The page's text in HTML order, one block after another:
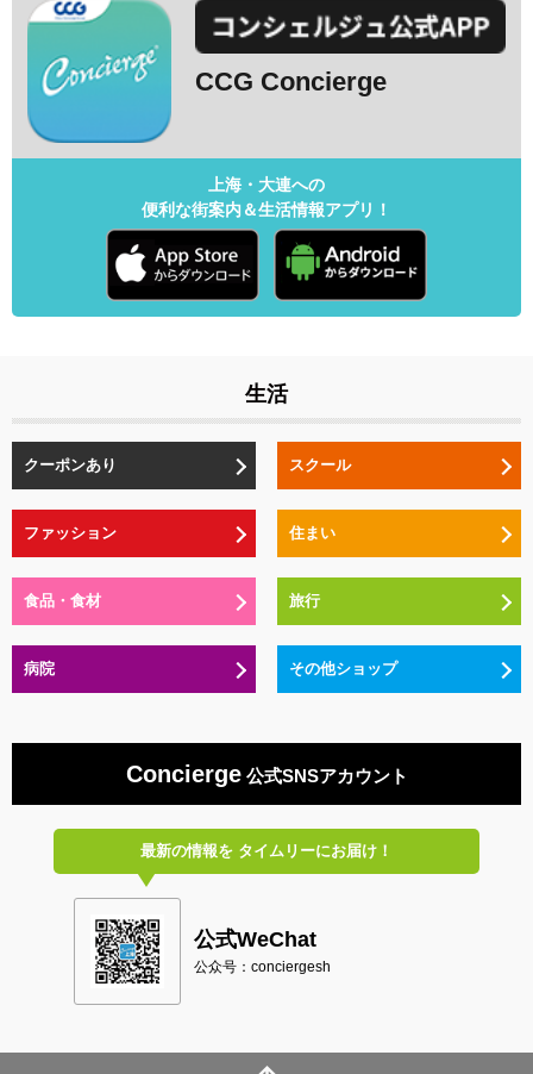
CCG Concierge
上海・大連への
便利な街案内＆生活情報アプリ！
生活
クーポンあり スクール
ファッション 住まい
食品・食材 旅行
病院 その他ショップ
Concierge公式SNSアカウント
最新の情報をタイムリーにお届け！
公式WeChat
公众号：conciergesh